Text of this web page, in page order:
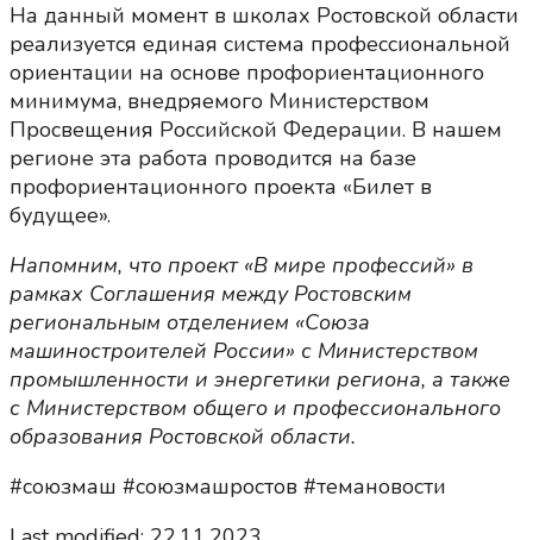
На данный момент в школах Ростовской области
реализуется единая система профессиональной
ориентации на основе профориентационного
минимума, внедряемого Министерством
Просвещения Российской Федерации. В нашем
регионе эта работа проводится на базе
профориентационного проекта «Билет в
будущее».
Напомним, что проект «В мире профессий» в
рамках Соглашения между Ростовским
региональным отделением «Союза
машиностроителей России» с Министерством
промышленности и энергетики региона, а также
с Министерством общего и профессионального
образования Ростовской области.
#союзмаш #союзмашростов #темановости